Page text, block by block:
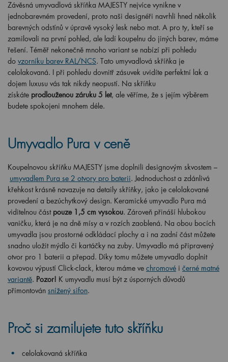
Závěsná umyvadlová skříňka MAJESTY nejvíce vynikne v
jednobarevném provedení, proto naši designéři navrhli hned několik
barevných odstínů v úpravě vysoký lesk nebo mat. A pro ty, kteří se
zamilovali na první pohled, ale ladí koupelnu do jiných barev, máme
řešení. Téměř nekonečně mnoho variant se nabízí při pohledu
do vzorníku barev RAL/NCS. Tato umyvadlová skříňka je
celolakovaná. I při pohledu dovnitř zásuvek uvidíte perfektní lak a
dojem luxusu vás tak nikdy neopustí. Na skříňku
získáte prodlouženou záruku 5 let, ale věříme, že s jejím výběrem
budete spokojeni mnohem déle.
Umyvadlo Pura v ceně
Koupelnovou skříňku MAJESTY jsme doplnili designovým skvostem –
umyvadlem Pura se 2 otvory pro baterii. Jednoduchost a zdánlivá
křehkost krásně navazuje na detaily skříňky, jako je celolakované
provedení a bezúchytkový design. Keramické umyvadlo Pura má
viditelnou část pouze 1,5 cm vysokou. Zároveň přináší hlubokou
vaničku, která je na dně mísy a v rozích zaoblená. Na obou bocích
umyvadla jsou prostorné odkládací plochy a i na zadní část můžete
snadno uložit mýdlo či kartáčky na zuby. Umyvadlo má připravený
otvor pro 1 baterii a přepad. Díky tomu můžete umyvadlo doplnit
kovovou výpustí Click-clack, kterou máme ve chromové i černé matné
variantě. Pozor! K umyvadlu musí být z úsporných důvodů
přimontován snížený sifon.
Proč si zamilujete tuto skříňku
celolakovaná skříňka